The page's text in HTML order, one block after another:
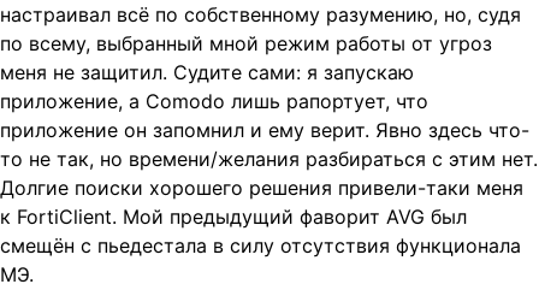
настраивал всё по собственному разумению, но, судя
по всему, выбранный мной режим работы от угроз
меня не защитил. Судите сами: я запускаю
приложение, а Comodo лишь рапортует, что
приложение он запомнил и ему верит. Явно здесь что-
то не так, но времени/желания разбираться с этим нет.
Долгие поиски хорошего решения привели-таки меня
к FortiClient. Мой предыдущий фаворит AVG был
смещён с пьедестала в силу отсутствия функционала
МЭ.